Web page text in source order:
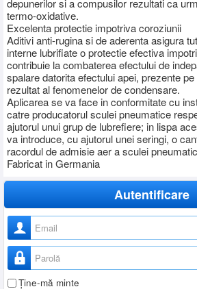
depunerilor si a compusilor rezultati ca
termo-oxidative.
Excelenta protectie impotriva coroziunii
Aditivi anti-rugina si de aderenta asigura
interne lubrifiate o protectie efectiva
contribuie la combaterea efectului de
spalare datorita efectului apei, prezente
rezultat al fenomenelor de condensare.
Aplicarea se va face in conformitate cu
catre producatorul sculei pneumatice
ajutorul unui grup de lubrefiere; in lispa
va introduce, cu ajutorul unei seringi, o
racordul de admisie aer a sculei
Fabricat in Germania
Autentificare
Nume utilizator
Parolă
Ţine-mă minte